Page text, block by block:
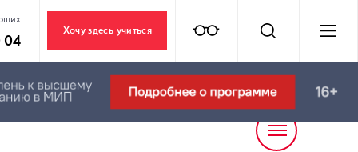
04
Хочу здесь учиться